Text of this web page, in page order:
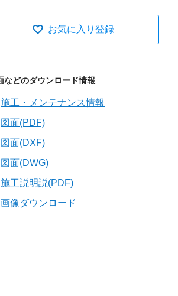
お気に入り登録
などのダウンロード情報
施工・メンテナンス情報
図面(PDF)
図面(DXF)
図面(DWG)
施工説明説(PDF)
画像ダウンロード